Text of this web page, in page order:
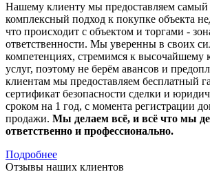
Нашему клиенту мы предоставляем
комплексный подход к покупке объекта
что происходит с объектом и торгами -
ответственности. Мы уверенны в своих
компетенциях, стремимся к высочайшему
услуг, поэтому не берём авансов и
клиентам мы предоставляем бесплатный
сертификат безопасности сделки и
сроком на 1 год, с момента регистрации
продажи. Мы делаем всё, и всё что мы
ответственно и профессионально.
Подробнее
Отзывы наших клиентов